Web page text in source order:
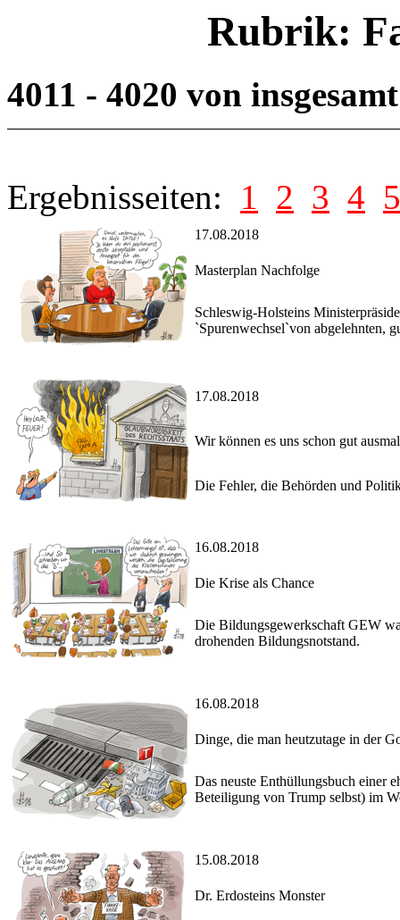
Rubrik:
4011 - 4020 von
Ergebnisseiten: 1 2 3 4 5
17.08.2018
Masterplan Nachfolge
Schleswig-Holsteins
`Spurenwechsel`von abgelehnten,
17.08.2018
Wir können es uns schon gut
Die Fehler, die Behörden und
16.08.2018
Die Krise als Chance
Die Bildungsgewerkschaft GEW
drohenden Bildungsnotstand.
16.08.2018
Dinge, die man heutzutage in der
Das neuste Enthüllungsbuch einer
Beteiligung von Trump selbst) im
15.08.2018
Dr. Erdosteins Monster